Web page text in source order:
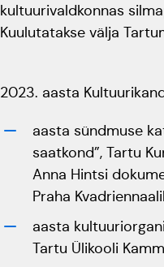
kultuurivaldkonnas
Kuulutatakse välja
2023. aasta
aasta sündmuse
saatkond”, Tartu
Anna Hintsi
Praha
aasta
Tartu Ülikooli